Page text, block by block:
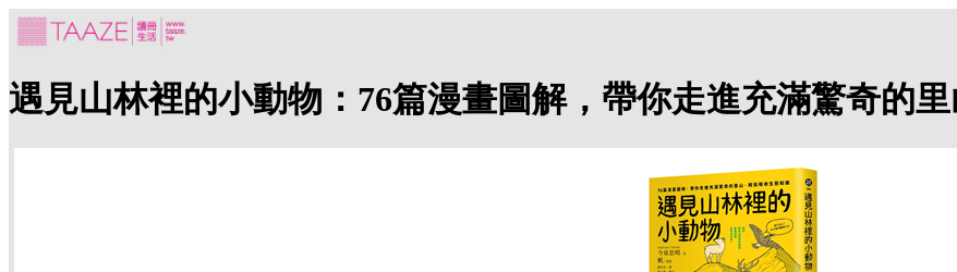
遇見山林裡的小動物：76篇漫畫圖解，帶你走進充滿驚奇的